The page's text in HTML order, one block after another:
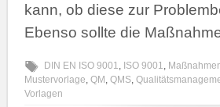
kann, ob diese zur
Ebenso sollte die
DIN EN ISO 9001, ISO 9001,
Mustervorlage, QM , QMS,
Vorlagen